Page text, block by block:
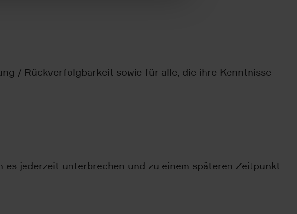
/ Rückverfolgbarkeit sowie für alle, die ihre Kenntnisse
jederzeit unterbrechen und zu einem späteren Zeitpunkt